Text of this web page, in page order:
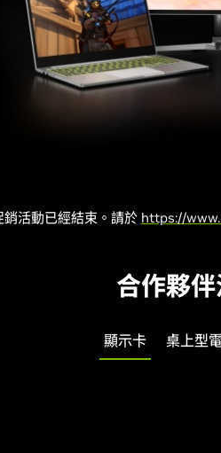
活動已經結束。請於 https://
合作夥
顯示卡 桌上型